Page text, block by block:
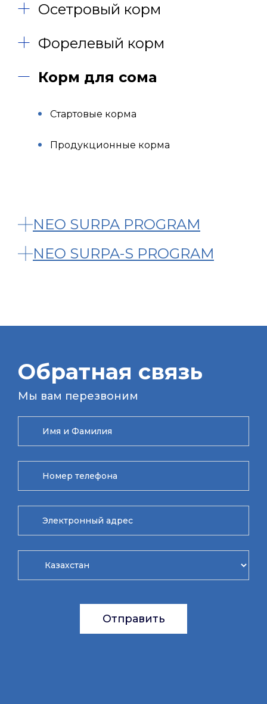
Осетровый корм
Форелевый корм
Корм для сома
Стартовые корма
Продукционные корма
NEO SURPA PROGRAM
NEO SURPA-S PROGRAM
Обратная связь
Мы вам перезвоним
Отправить